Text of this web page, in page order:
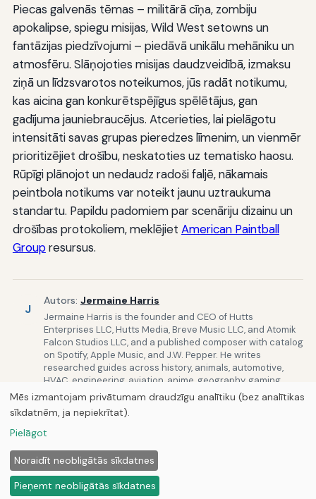
Piecas galvenās tēmas – militārā cīņa, zombiju
apokalipse, spiegu misijas, Wild West setowns un
fantāzijas piedzīvojumi – piedāvā unikālu mehāniku un
atmosfēru. Slāņojoties misijas daudzveidībā, izmaksu
ziņā un līdzsvarotos noteikumos, jūs radāt notikumu,
kas aicina gan konkurētspējīgus spēlētājus, gan
gadījuma jauniebraucējus. Atcerieties, lai pielāgotu
intensitāti savas grupas pieredzes līmenim, un vienmēr
prioritizējiet drošību, neskatoties uz tematisko haosu.
Rūpīgi plānojot un nedaudz radoši faljē, nākamais
peintbola notikums var noteikt jaunu uztraukuma
standartu. Papildu padomiem par scenāriju dizainu un
drošības protokoliem, meklējiet American Paintball
Groupresursus.
J
Autors: Jermaine Harris
Jermaine Harris is the founder and CEO of Hutts
Enterprises LLC, Hutts Media, Breve Music LLC, and Atomik
Falcon Studios LLC, and a published composer with catalog
on Spotify, Apple Music, and J.W. Pepper. He writes
researched guides across history, animals, automotive,
HVAC, engineering, aviation, anime, geography, gaming,
technology, and personal finance — drafted with AI writing
tools and reviewed before publishing.
© 2026Curious Fox Learning
SākumsRakstiPar mums
Mēs izmantojam privātumam draudzīgu analītiku (bez analītikas
sīkdatnēm, ja nepiekrītat).
Pielāgot
Noraidīt neobligātās sīkdatnes
Pieņemt neobligātās sīkdatnes